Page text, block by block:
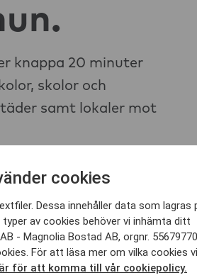
knappa 20 minuter
skolor och
samt lokaler mot
cookies
Dessa innehåller data som lagras
av cookies behöver vi inhämta ditt
- Magnolia Bostad AB, orgnr.
För att läsa mer om vilka cookies vi
för att komma till vår cookiepolicy.